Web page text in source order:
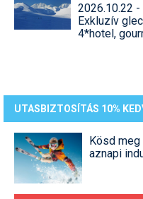
2026.10.22 -
Exkluzív
4*hotel,
UTASBIZTOSÍTÁS 10%
Kösd meg
aznapi